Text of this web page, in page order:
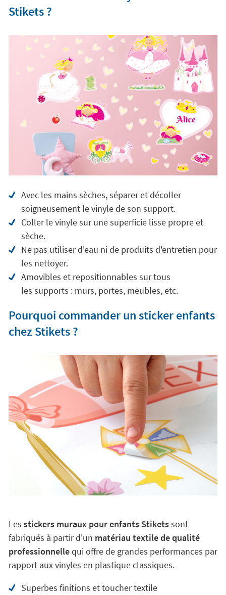
Stikets ?
Avec les mains sèches, séparer et décoller
soigneusement le vinyle de son support.
Coller le vinyle sur une superficie lisse propre et
sèche.
Ne pas utiliser d'eau ni de produits d'entretien pour
les nettoyer.
Amovibles et repositionnables sur tous
les supports : murs, portes, meubles, etc.
Pourquoi commander un sticker enfants
chez Stikets ?
Les stickers muraux pour enfants Stiketssont
fabriqués à partir d'un matériau textile de qualité
professionnellequi offre de grandes performances par
rapport aux vinyles en plastique classiques.
Superbes finitions et toucher textile